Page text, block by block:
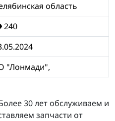
область
240
"Лонмади",
30 лет обслуживаем и
запчасти от